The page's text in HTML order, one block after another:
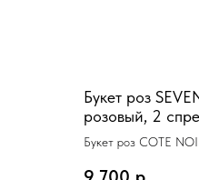
Букет роз
розовый, 2
см
Букет роз COTE